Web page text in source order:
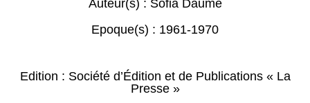
Auteur(s) : Sofia Daume
Epoque(s) : 1961-1970
Edition : Société d’Édition et de Publications « La
Presse »